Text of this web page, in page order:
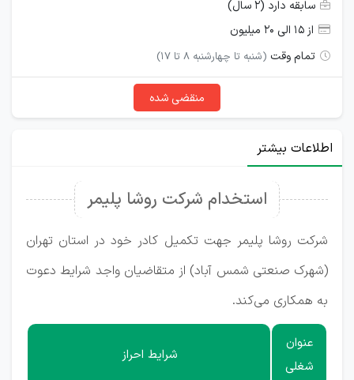
سابقه دارد (۲ سال)
از ۱۵ الی ۲۰ میلیون
تمام وقت (شنبه تا چهارشنبه 8 تا 17)
منقضی شده
اطلاعات بیشتر
استخدام شرکت روشا پلیمر
شرکت روشا پلیمر جهت تکمیل کادر خود در استان تهران
(شهرک صنعتی شمس آباد) از متقاضیان واجد شرایط دعوت
به همکاری می‌کند.
عنوان
شغلی
شرایط احراز